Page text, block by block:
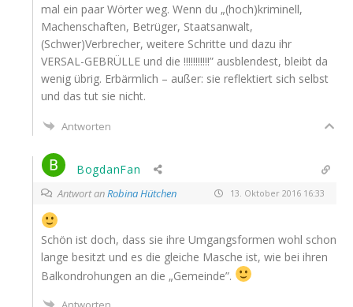
mal ein paar Wör­ter weg. Wenn du „(hoch)kriminell,
Machen­schaf­ten, Betrü­ger, Staats­an­walt,
(Schwer)Verbrecher, wei­te­re Schrit­te und dazu ihr
VERSAL-GEBRÜLLE und die !!!!!!!!!!!” aus­blen­dest, bleibt da
wenig übrig. Erbärm­lich – außer: sie reflek­tiert sich selbst
und das tut sie nicht.
Antworten
BogdanFan
Antwort anRobina Hütchen 13. Oktober 2016 16:33
Schön ist doch, dass sie ihre Umgangs­for­men wohl schon
lan­ge besitzt und es die glei­che Masche ist, wie bei ihren
Bal­kon­dro­hun­gen an die „Gemein­de”.